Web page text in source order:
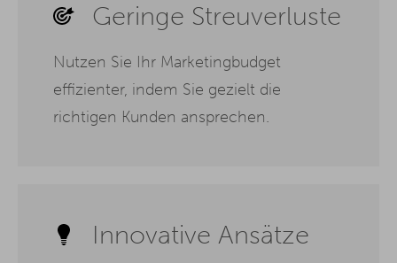
Geringe Streuverluste
Nutzen Sie Ihr Marketingbudget
effizienter, indem Sie gezielt die
richtigen Kunden ansprechen.
Innovative Ansätze